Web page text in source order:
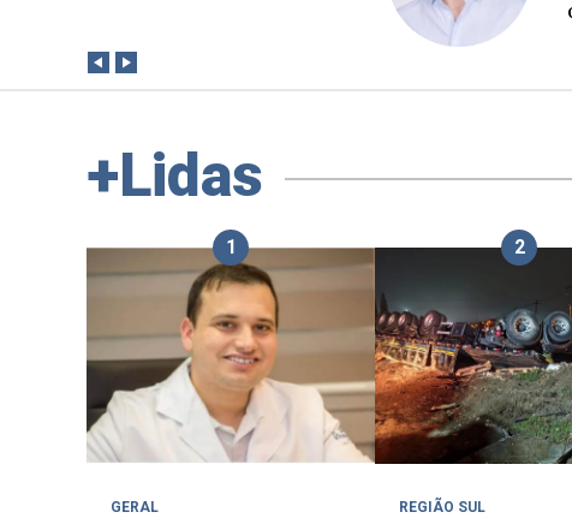
+Lidas
1
GERAL
2
REGIÃO SUL